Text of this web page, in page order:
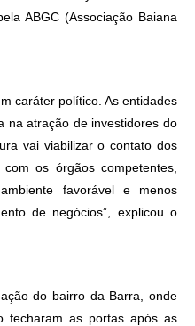
ABGC (Associação Baiana
caráter político. As entidades
na atração de investidores do
vai viabilizar o contato dos
os órgãos competentes,
favorável e menos
de negócios”, explicou o
do bairro da Barra, onde
fecharam as portas após as